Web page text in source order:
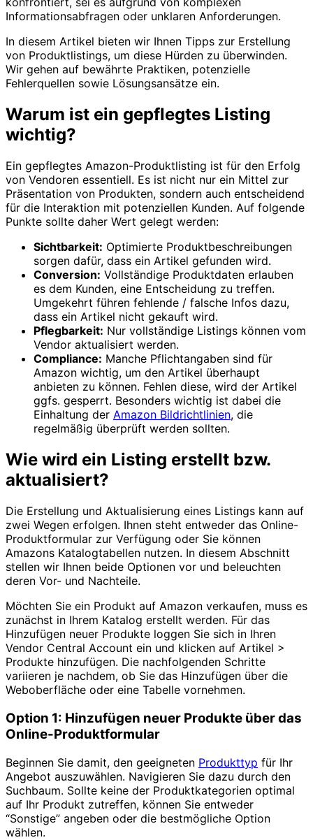
Informationsabfragen oder unklaren Anforderungen.
In diesem Artikel bieten wir Ihnen Tipps zur Erstellung
von Produktlistings, um diese Hürden zu überwinden.
Wir gehen auf bewährte Praktiken, potenzielle
Fehlerquellen sowie Lösungsansätze ein.
Warum ist ein gepflegtes Listing
wichtig?
Ein gepflegtes Amazon-Produktlisting ist für den Erfolg
von Vendoren essentiell. Es ist nicht nur ein Mittel zur
Präsentation von Produkten, sondern auch entscheidend
für die Interaktion mit potenziellen Kunden. Auf folgende
Punkte sollte daher Wert gelegt werden:
Sichtbarkeit: Optimierte Produktbeschreibungen
sorgen dafür, dass ein Artikel gefunden wird.
Conversion: Vollständige Produktdaten erlauben
es dem Kunden, eine Entscheidung zu treffen.
Umgekehrt führen fehlende / falsche Infos dazu,
dass ein Artikel nicht gekauft wird.
Pflegbarkeit: Nur vollständige Listings können vom
Vendor aktualisiert werden.
Compliance: Manche Pflichtangaben sind für
Amazon wichtig, um den Artikel überhaupt
anbieten zu können. Fehlen diese, wird der Artikel
ggfs. gesperrt. Besonders wichtig ist dabei die
Einhaltung der Amazon Bildrichtlinien, die
regelmäßig überprüft werden sollten.
Wie wird ein Listing erstellt bzw.
aktualisiert?
Die Erstellung und Aktualisierung eines Listings kann auf
zwei Wegen erfolgen. Ihnen steht entweder das Online-
Produktformular zur Verfügung oder Sie können
Amazons Katalogtabellen nutzen. In diesem Abschnitt
stellen wir Ihnen beide Optionen vor und beleuchten
deren Vor- und Nachteile.
Möchten Sie ein Produkt auf Amazon verkaufen, muss es
zunächst in Ihrem Katalog erstellt werden. Für das
Hinzufügen neuer Produkte loggen Sie sich in Ihren
Vendor Central Account ein und klicken auf Artikel >
Produkte hinzufügen. Die nachfolgenden Schritte
variieren je nachdem, ob Sie das Hinzufügen über die
Weboberfläche oder eine Tabelle vornehmen.
Option 1: Hinzufügen neuer Produkte über das
Online-Produktformular
Beginnen Sie damit, den geeigneten Produkttyp für Ihr
Angebot auszuwählen. Navigieren Sie dazu durch den
Suchbaum. Sollte keine der Produktkategorien optimal
auf Ihr Produkt zutreffen, können Sie entweder
“Sonstige” angeben oder die bestmögliche Option
wählen.